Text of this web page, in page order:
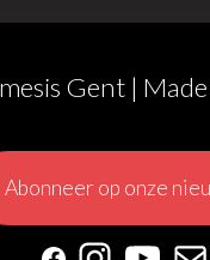
Gent |
Abonneer op onze